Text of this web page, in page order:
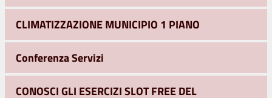
CLIMATIZZAZIONE MUNICIPIO 1 PIANO
Conferenza Servizi
CONOSCI GLI ESERCIZI SLOT FREE DEL